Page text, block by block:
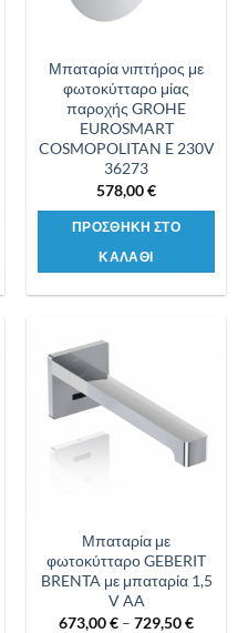
Μπαταρία νιπτήρος με
φωτοκύτταρο μίας
παροχής GROHE
EUROSMART
COSMOPOLITAN E 230V
36273
578,00€
ΠΡΟΣΘΗΚΗ ΣΤΟ
ΚΑΛΑΘΙ
επιθυμιών
Μπαταρία με
φωτοκύτταρο GEBERIT
BRENTA με μπαταρία 1,5
V AA
673,00€ – 729,50€Price